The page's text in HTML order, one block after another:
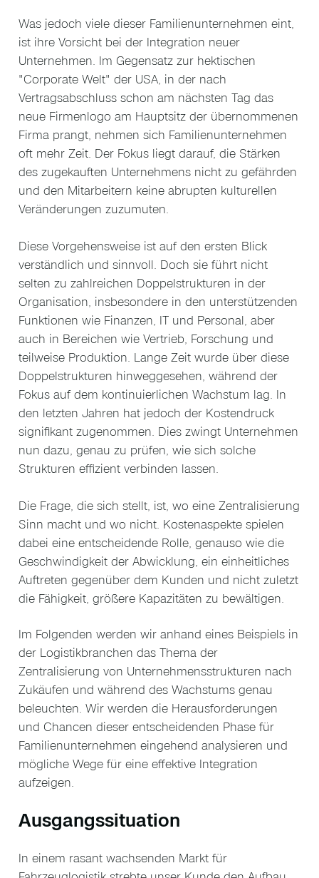
Was jedoch viele dieser Familienunternehmen eint,
ist ihre Vorsicht bei der Integration neuer
Unternehmen. Im Gegensatz zur hektischen
"Corporate Welt" der USA, in der nach
Vertragsabschluss schon am nächsten Tag das
neue Firmenlogo am Hauptsitz der übernommenen
Firma prangt, nehmen sich Familienunternehmen
oft mehr Zeit. Der Fokus liegt darauf, die Stärken
des zugekauften Unternehmens nicht zu gefährden
und den Mitarbeitern keine abrupten kulturellen
Veränderungen zuzumuten.
Diese Vorgehensweise ist auf den ersten Blick
verständlich und sinnvoll. Doch sie führt nicht
selten zu zahlreichen Doppelstrukturen in der
Organisation, insbesondere in den unterstützenden
Funktionen wie Finanzen, IT und Personal, aber
auch in Bereichen wie Vertrieb, Forschung und
teilweise Produktion. Lange Zeit wurde über diese
Doppelstrukturen hinweggesehen, während der
Fokus auf dem kontinuierlichen Wachstum lag. In
den letzten Jahren hat jedoch der Kostendruck
signifikant zugenommen. Dies zwingt Unternehmen
nun dazu, genau zu prüfen, wie sich solche
Strukturen effizient verbinden lassen.
Die Frage, die sich stellt, ist, wo eine Zentralisierung
Sinn macht und wo nicht. Kostenaspekte spielen
dabei eine entscheidende Rolle, genauso wie die
Geschwindigkeit der Abwicklung, ein einheitliches
Auftreten gegenüber dem Kunden und nicht zuletzt
die Fähigkeit, größere Kapazitäten zu bewältigen.
Im Folgenden werden wir anhand eines Beispiels in
der Logistikbranchen das Thema der
Zentralisierung von Unternehmensstrukturen nach
Zukäufen und während des Wachstums genau
beleuchten. Wir werden die Herausforderungen
und Chancen dieser entscheidenden Phase für
Familienunternehmen eingehend analysieren und
mögliche Wege für eine effektive Integration
aufzeigen.
Ausgangssituation
In einem rasant wachsenden Markt für